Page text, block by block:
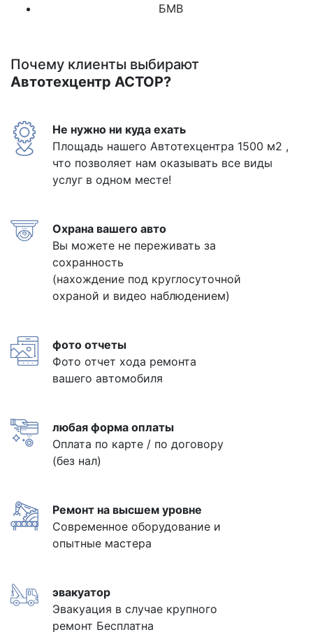
БМВ
Почему клиенты выбирают
Автотехцентр АСТОР?
Не нужно ни куда ехать
Площадь нашего Автотехцентра 1500 м2 ,
что позволяет нам оказывать все виды
услуг в одном месте!
Охрана вашего авто
Вы можете не переживать за
сохранность
(нахождение под круглосуточной
охраной и видео наблюдением)
фото отчеты
Фото отчет хода ремонта
вашего автомобиля
любая форма оплаты
Оплата по карте / по договору
(без нал)
Ремонт на высшем уровне
Современное оборудование и
опытные мастера
эвакуатор
Эвакуация в случае крупного
ремонт Бесплатна